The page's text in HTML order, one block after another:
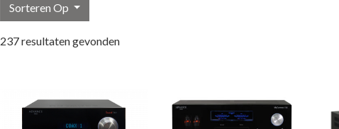
Sorteren Op
237resultaten gevonden